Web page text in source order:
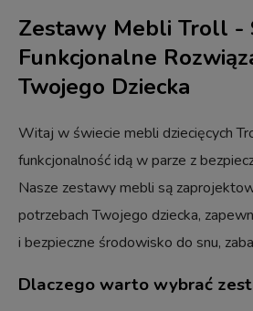
Zestawy Mebli Troll -
Funkcjonalne
Twojego Dziecka
Witaj w świecie mebli dziecięcych
funkcjonalność idą w parze z
Nasze zestawy mebli są
potrzebach Twojego dziecka,
i bezpieczne środowisko do snu,
Dlaczego warto wybrać